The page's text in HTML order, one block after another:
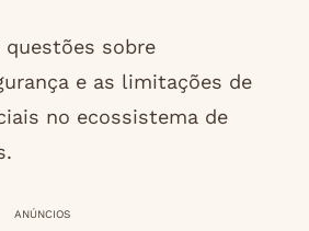
sobre
e as limitações de
no ecossistema de
ANÚNCIOS